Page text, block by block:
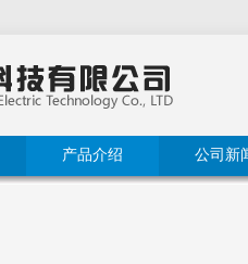
产品介绍 公司新